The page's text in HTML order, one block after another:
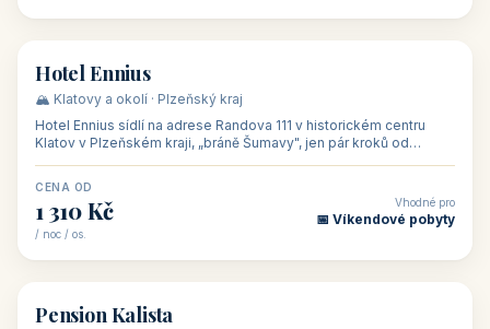
🏨 hotel
Hotel Ennius
🏔️ Klatovy a okolí · Plzeňský kraj
Hotel Ennius sídlí na adrese Randova 111 v historickém centru
Klatov v Plzeňském kraji, „bráně Šumavy", jen pár kroků od
CENA OD
1 310 Kč
/ noc / os.
Vhodné pro
📅 Víkendové pobyty
🏡 penzion
Pension Kalista